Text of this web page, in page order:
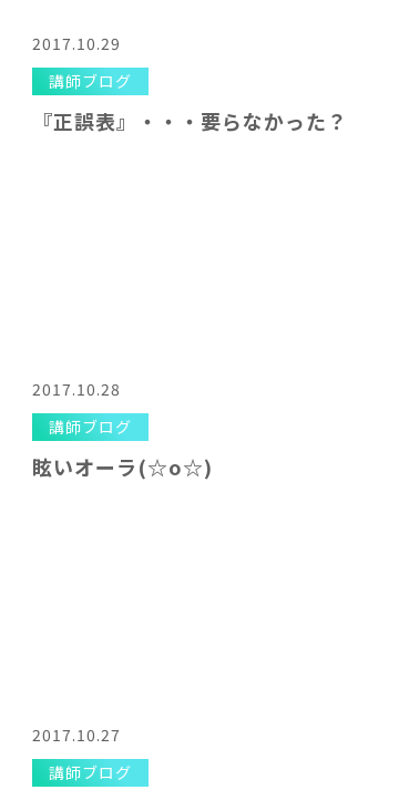
2017.10.29
講師ブログ
『正誤表』・・・要らなかった？
2017.10.28
講師ブログ
眩いオーラ(☆o☆)
2017.10.27
講師ブログ